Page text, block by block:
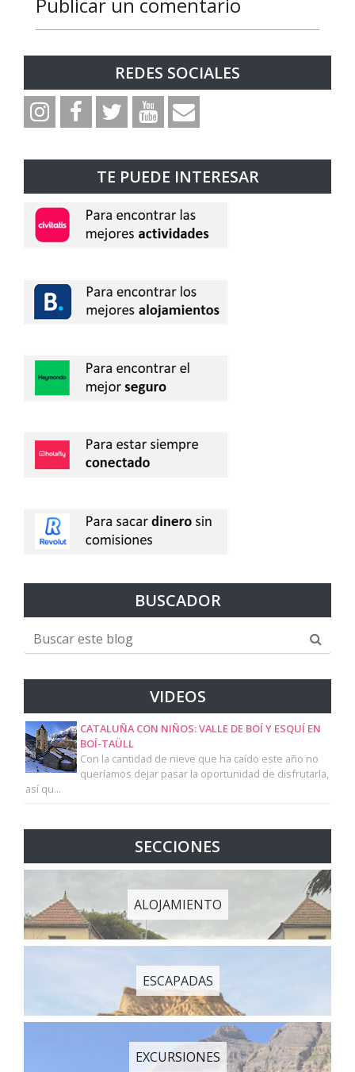
Publicar un comentario
REDES SOCIALES
TE PUEDE INTERESAR
BUSCADOR
VIDEOS
CATALUÑA CON NIÑOS: VALLE DE BOÍ Y ESQUÍ EN
BOÍ-TAÜLL
Con la cantidad de nieve que ha caído este año no
queríamos dejar pasar la oportunidad de disfrutarla,
así qu...
SECCIONES
ALOJAMIENTO
ESCAPADAS
EXCURSIONES